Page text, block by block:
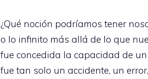
¿Qué noción podríamos tener
o lo infinito más allá de lo que
fue concedida la capacidad de
fue tan solo un accidente, un